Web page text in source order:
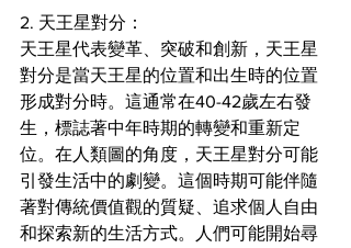
2. 天王星對分：
天王星代表變革、突破和創新，天王星
對分是當天王星的位置和出生時的位置
形成對分時。這通常在40-42歲左右發
生，標誌著中年時期的轉變和重新定
位。在人類圖的角度，天王星對分可能
引發生活中的劇變。這個時期可能伴隨
著對傳統價值觀的質疑、追求個人自由
和探索新的生活方式。人們可能開始尋